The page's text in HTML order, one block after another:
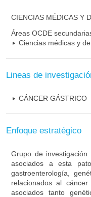
CIENCIAS MÉDICAS Y
Áreas OCDE
Ciencias médicas y
Lineas de
CÁNCER GÁSTRICO
Enfoque estratégico
Grupo de
asociados a esta
gastroenterología,
relacionados al
asociados tanto